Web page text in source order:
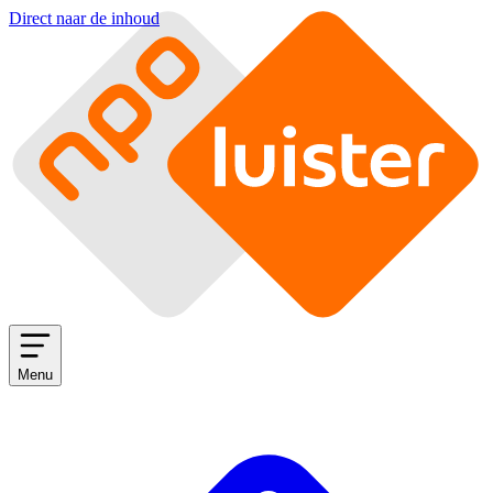
Direct naar de inhoud
Menu